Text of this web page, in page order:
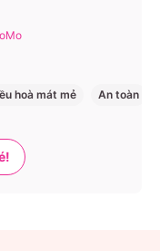
trung chuyển tại
các tỉnh miền
Phong, Phạm
phí trong bán kính
hoà mát mẻ An toàn